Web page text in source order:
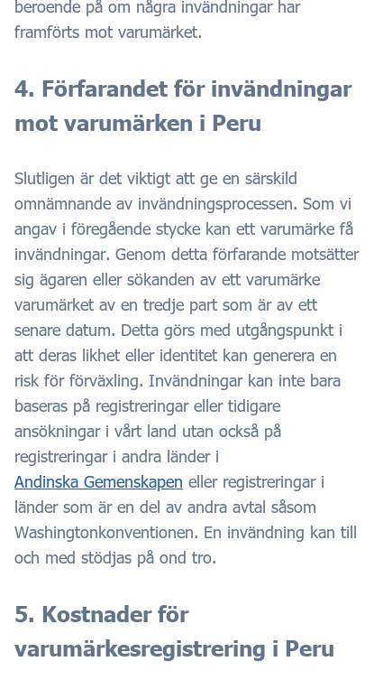
beroende på om några invändningar har
framförts mot varumärket.
4. Förfarandet för invändningar
mot varumärken i Peru
Slutligen är det viktigt att ge en särskild
omnämnande av invändningsprocessen. Som vi
angav i föregående stycke kan ett varumärke få
invändningar. Genom detta förfarande motsätter
sig ägaren eller sökanden av ett varumärke
varumärket av en tredje part som är av ett
senare datum. Detta görs med utgångspunkt i
att deras likhet eller identitet kan generera en
risk för förväxling. Invändningar kan inte bara
baseras på registreringar eller tidigare
ansökningar i vårt land utan också på
registreringar i andra länder i
Andinska Gemenskapen eller registreringar i
länder som är en del av andra avtal såsom
Washingtonkonventionen. En invändning kan till
och med stödjas på ond tro.
5. Kostnader för
varumärkesregistrering i Peru